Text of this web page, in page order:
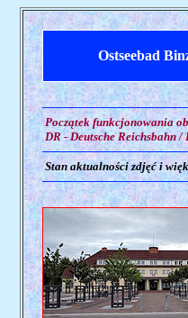
Ostseebad
Początek funkcjonowania
DR - Deutsche Reichsbahn /
Stan aktualności zdjęć i